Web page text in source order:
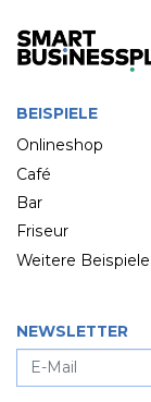
BEISPIELE
Onlineshop
Café
Bar
Friseur
Weitere Beispiele
NEWSLETTER